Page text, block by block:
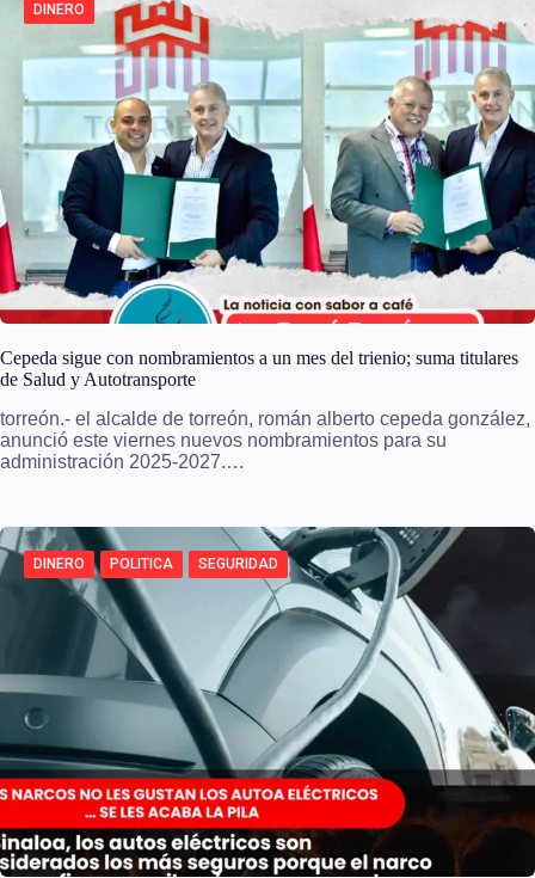
DINERO
Cepeda sigue con nombramientos a un mes del trienio; suma titulares
de Salud y Autotransporte
torreón.- el alcalde de torreón, román alberto cepeda gonzález,
anunció este viernes nuevos nombramientos para su
administración 2025-2027.…
DINERO POLITICA SEGURIDAD